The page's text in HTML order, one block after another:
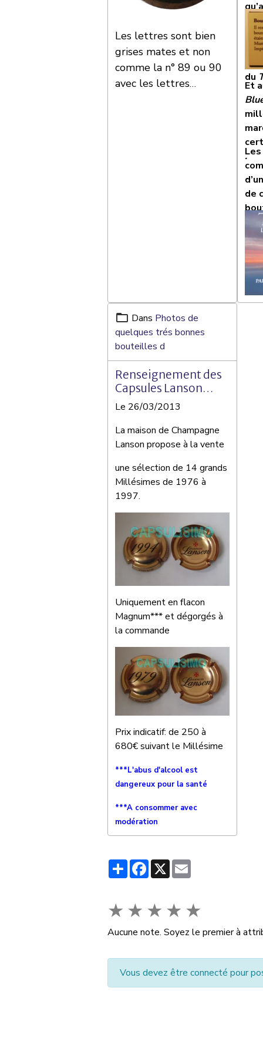
Les lettres sont bien
grises mates et non
comme la n° 89 ou 90
avec les lettres
du
Et
.
de
4
Dans Photos de
quelques trés bonnes
bouteilles d
Renseignement des
Capsules Lanson
Vintage
Le 26/03/2013
La maison de Champagne
Lanson propose à la vente
une sélection de 14 grands
Millésimes de 1976 à
1997.
Uniquement en flacon
Magnum*** et dégorgés à
la commande
Prix indicatif: de 250 à
680€ suivant le Millésime
***L'abus d'alcool est
dangereux pour la santé
***A consommer avec
modération
PartagerFacebook
X
★ ★ ★ ★ ★
Aucune note. Soyez le premier à
Vous devez être connecté pour